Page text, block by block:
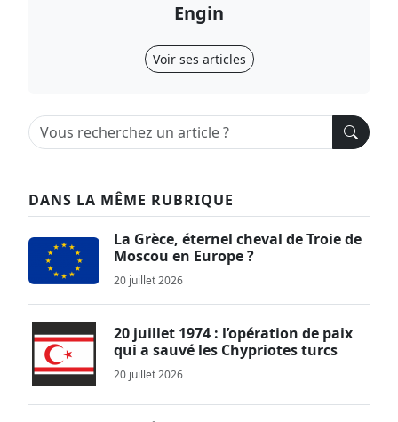
Engin
Voir ses articles
DANS LA MÊME RUBRIQUE
La Grèce, éternel cheval de Troie de
Moscou en Europe ?
20 juillet 2026
20 juillet 1974 : l’opération de paix
qui a sauvé les Chypriotes turcs
20 juillet 2026